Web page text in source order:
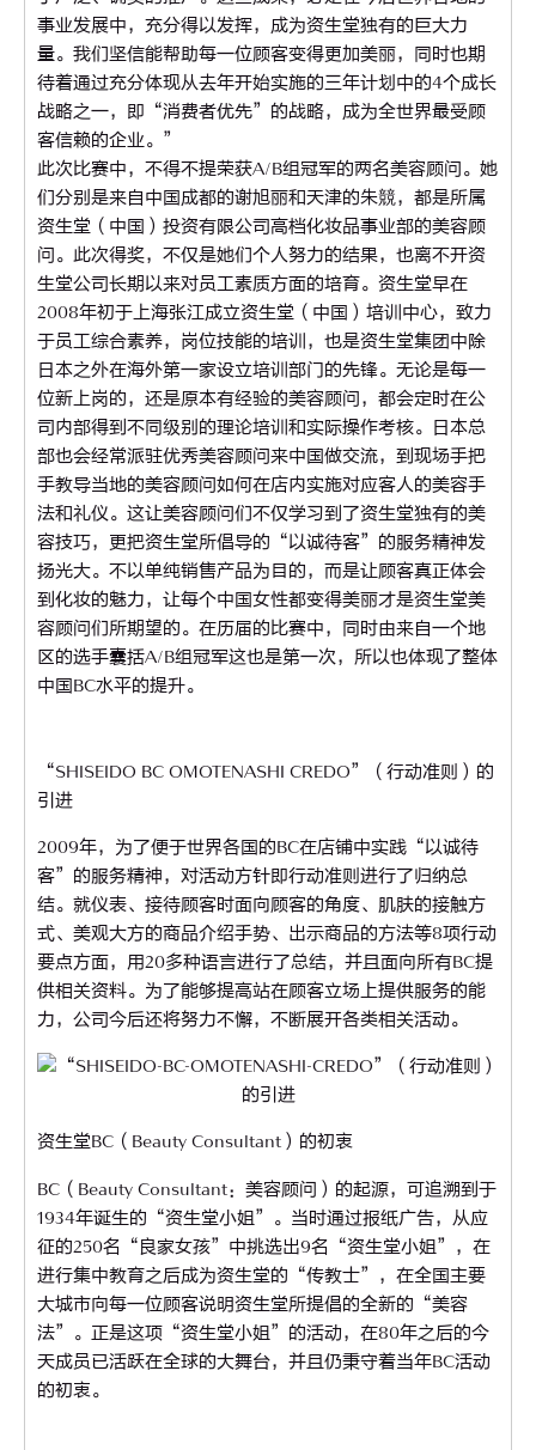
事业发展中，充分得以发挥，成为资生堂独有的巨大力
量。我们坚信能帮助每一位顾客变得更加美丽，同时也期
待着通过充分体现从去年开始实施的三年计划中的4个成长
战略之一，即“消费者优先”的战略，成为全世界最受顾
客信赖的企业。”
此次比赛中，不得不提荣获A/B组冠军的两名美容顾问。她
们分别是来自中国成都的谢旭丽和天津的朱競，都是所属
资生堂（中国）投资有限公司高档化妆品事业部的美容顾
问。此次得奖，不仅是她们个人努力的结果，也离不开资
生堂公司长期以来对员工素质方面的培育。资生堂早在
2008年初于上海张江成立资生堂（中国）培训中心，致力
于员工综合素养，岗位技能的培训，也是资生堂集团中除
日本之外在海外第一家设立培训部门的先锋。无论是每一
位新上岗的，还是原本有经验的美容顾问，都会定时在公
司内部得到不同级别的理论培训和实际操作考核。日本总
部也会经常派驻优秀美容顾问来中国做交流，到现场手把
手教导当地的美容顾问如何在店内实施对应客人的美容手
法和礼仪。这让美容顾问们不仅学习到了资生堂独有的美
容技巧，更把资生堂所倡导的“以诚待客”的服务精神发
扬光大。不以单纯销售产品为目的，而是让顾客真正体会
到化妆的魅力，让每个中国女性都变得美丽才是资生堂美
容顾问们所期望的。在历届的比赛中，同时由来自一个地
区的选手囊括A/B组冠军这也是第一次，所以也体现了整体
中国BC水平的提升。
“SHISEIDO BC OMOTENASHI CREDO”（行动准则）的
引进
2009年，为了便于世界各国的BC在店铺中实践“以诚待
客”的服务精神，对活动方针即行动准则进行了归纳总
结。就仪表、接待顾客时面向顾客的角度、肌肤的接触方
式、美观大方的商品介绍手势、出示商品的方法等8项行动
要点方面，用20多种语言进行了总结，并且面向所有BC提
供相关资料。为了能够提高站在顾客立场上提供服务的能
力，公司今后还将努力不懈，不断展开各类相关活动。
资生堂BC（Beauty Consultant）的初衷
BC（Beauty Consultant：美容顾问）的起源，可追溯到于
1934年诞生的“资生堂小姐”。当时通过报纸广告，从应
征的250名“良家女孩”中挑选出9名“资生堂小姐”，在
进行集中教育之后成为资生堂的“传教士”，在全国主要
大城市向每一位顾客说明资生堂所提倡的全新的“美容
法”。正是这项“资生堂小姐”的活动，在80年之后的今
天成员已活跃在全球的大舞台，并且仍秉守着当年BC活动
的初衷。